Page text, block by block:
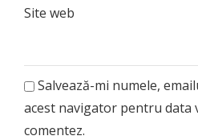
Site web
Salvează-mi numele,
acest navigator pentru data
comentez.